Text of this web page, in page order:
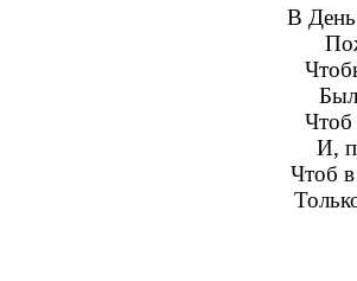
В День
Чтоб
И,
Чтоб